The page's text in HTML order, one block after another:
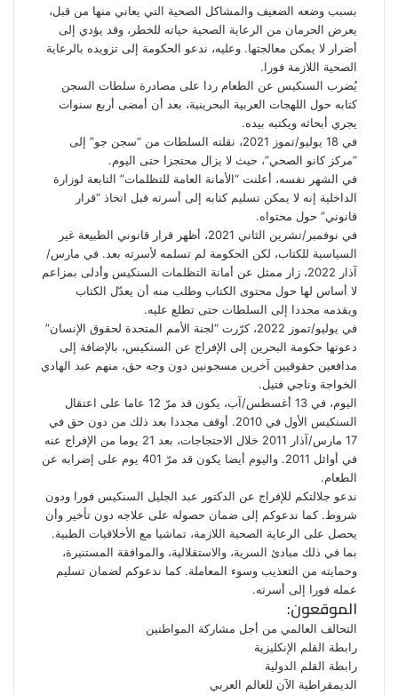
بسبب وضعه الضعيف والمشاكل الصحية التي يعاني منها من قبل،
يعرض الحرمان من الرعاية الصحية حياته للخطر، وقد يؤدي إلى
أضرار لا يمكن معالجتها. وعليه، ندعو الحكومة إلى تزويده بالرعاية
الصحية اللازمة فورا.
يُضرب السنكيس عن الطعام ردا على مصادرة سلطات السجن
كتابه حول اللهجات العربية البحرينية، بعد أن أمضى أربع سنوات
يجري أبحاثه ويكتبه بيده.
في 18 يوليو/تموز 2021، نقلته السلطات من “سجن جو” إلى
“مركز كانو الصحي”، حيث لا يزال محتجزا حتى اليوم.
في الشهر نفسه، أعلنت “الأمانة العامة للتظلمات” التابعة لوزارة
الداخلية إنه لا يمكن تسليم كتابه إلى أسرته قبل اتخاذ “قرار
قانوني” حول محتواه.
في نوفمبر/تشرين الثاني 2021، أظهر قرار قانوني الطبيعة غير
السياسية للكتاب، لكن الحكومة لم تسلمه لأسرته بعد. في مارس/
آذار 2022، زار ممثل عن أمانة التظلمات السنكيس وأدلى بمزاعم
لا أساس لها حول محتوى الكتاب وطلب منه أن يعدّل الكتاب
ويقدمه مجددا إلى السلطات حتى تطلع عليه.
في يوليو/تموز 2022، كرّرت “لجنة الأمم المتحدة لحقوق الإنسان”
دعوتها حكومة البحرين إلى الإفراج عن السنكيس، بالإضافة إلى
مدافعين حقوقيين آخرين مسجونين دون وجه حق، منهم عبد الهادي
الخواجة وناجي فتيل.
اليوم، في 13 أغسطس/آب، يكون قد مرّ 12 عاما على اعتقال
السنكيس الأول في 2010. أوقف مجددا بعد ذلك من دون حق في
17 مارس/آذار 2011 خلال الاحتجاجات، بعد 21 يوما من الإفراج عنه
في أوائل 2011. واليوم أيضا يكون قد مرّ 401 يوم على إضرابه عن
الطعام.
ندعو جلالتكم للإفراج عن الدكتور عبد الجليل السنكيس فورا ودون
شروط. كما ندعوكم إلى ضمان حصوله على علاجه دون تأخير وأن
يحصل على الرعاية الصحية اللازمة، تماشيا مع الأخلاقيات الطبية.
بما في ذلك مبادئ السرية، والاستقلالية، والموافقة المستنيرة،
وحمايته من التعذيب وسوء المعاملة. كما ندعوكم لضمان تسليم
عمله فورا إلى أسرته.
الموقعون:
التحالف العالمي من أجل مشاركة المواطنين
رابطة القلم الإنكليزية
رابطة القلم الدولية
الديمقراطية الآن للعالم العربي